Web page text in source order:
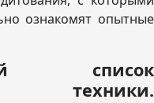
ознакомят опытные
список
техники.